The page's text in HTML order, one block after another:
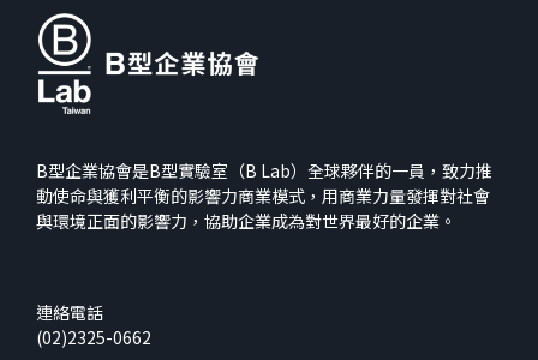
B型企業協會是B型實驗室（B Lab）全球夥伴的一員，致力推
動使命與獲利平衡的影響力商業模式，用商業力量發揮對社會
與環境正面的影響力，協助企業成為對世界最好的企業。
連絡電話
(02)2325-0662